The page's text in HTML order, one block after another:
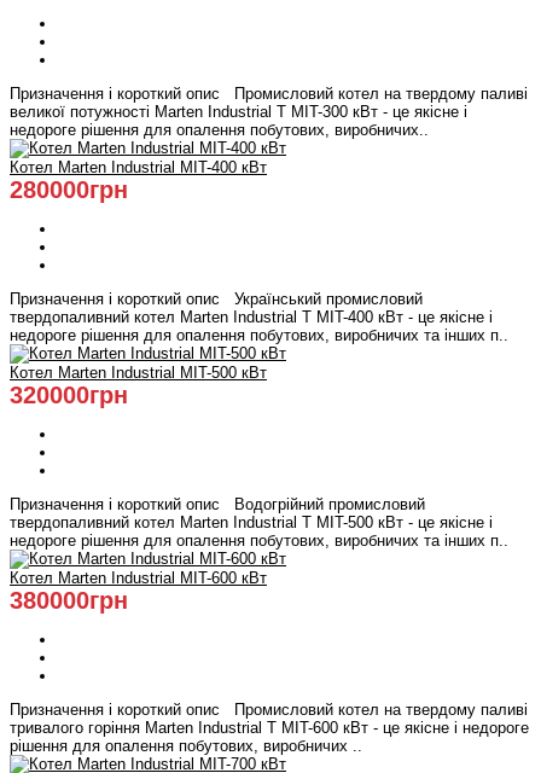
Призначення і короткий опис Промисловий котел на твердому паливі
великої потужності Marten Industrial Т МIT-300 кВт - це якісне і
недороге рішення для опалення побутових, виробничих..
Котел Marten Industrial МIT-400 кВт
280000грн
Призначення і короткий опис Український промисловий
твердопаливний котел Marten Industrial Т МIT-400 кВт - це якісне і
недороге рішення для опалення побутових, виробничих та інших п..
Котел Marten Industrial МIT-500 кВт
320000грн
Призначення і короткий опис Водогрійний промисловий
твердопаливний котел Marten Industrial Т МIT-500 кВт - це якісне і
недороге рішення для опалення побутових, виробничих та інших п..
Котел Marten Industrial МIT-600 кВт
380000грн
Призначення і короткий опис Промисловий котел на твердому паливі
тривалого горіння Marten Industrial Т МIT-600 кВт - це якісне і недороге
рішення для опалення побутових, виробничих ..